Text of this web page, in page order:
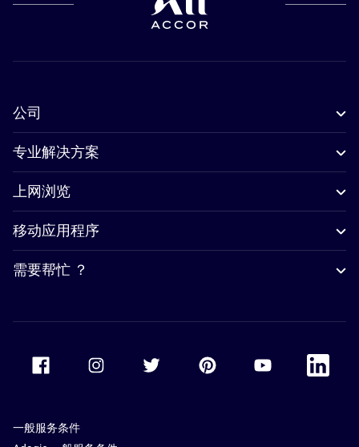
公司
专业解决方案
上网浏览
移动应用程序
需要帮忙 ？
Accor Facebook Accor TwitterAccor PinterestAccor Youtube
Accor
一般服务条件